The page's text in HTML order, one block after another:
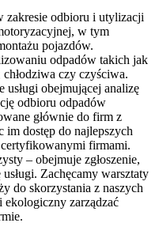
zakresie odbioru i utylizacji
w tym
pojazdów.
odpadów takich jak
czy czyściwa.
obejmującej analizę
odbioru odpadów
głównie do firm z
im dostęp do najlepszych
firmami.
– obejmuje zgłoszenie,
Zachęcamy warsztaty
do skorzystania z naszych
ekologiczny zarządzać